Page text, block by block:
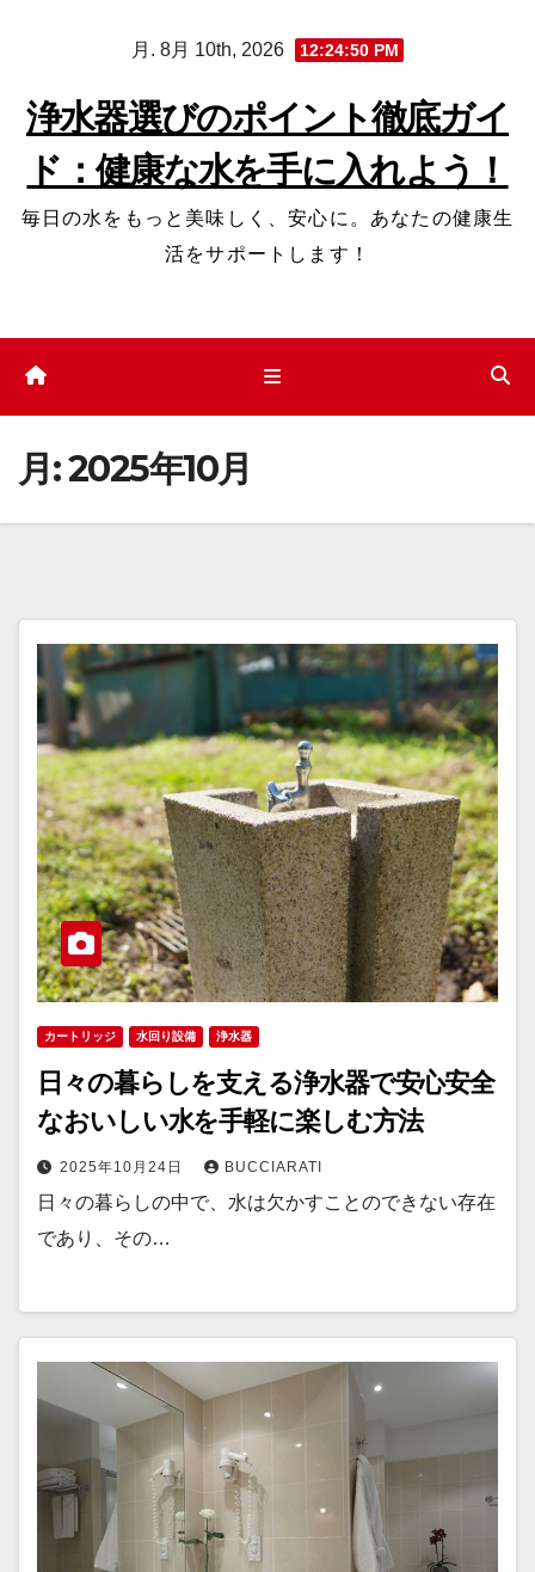
プ
月. 8月 10th, 2026 12:24:51 PM
浄水器選びのポイント徹底ガイ
ド：健康な水を手に入れよう！
毎日の水をもっと美味しく、安心に。あなたの健康生
活をサポートします！
月:2025年10月
カートリッジ 水回り設備 浄水器
日々の暮らしを支える浄水器で安心安全
なおいしい水を手軽に楽しむ方法
2025年10月24日 BUCCIARATI
日々の暮らしの中で、水は欠かすことのできない存在
であり、その…